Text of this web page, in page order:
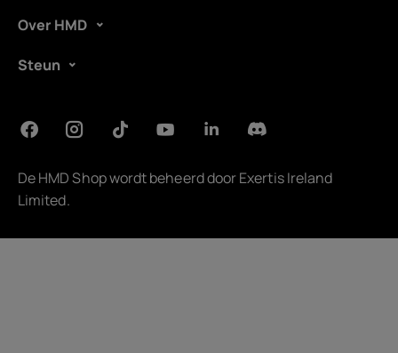
Over HMD
Steun
De HMD Shop wordt beheerd doorExertis Ireland
Limited.